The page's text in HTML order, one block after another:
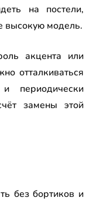
на постели,
высокую модель.
акцента или
отталкиваться
периодически
замены этой
без бортиков и